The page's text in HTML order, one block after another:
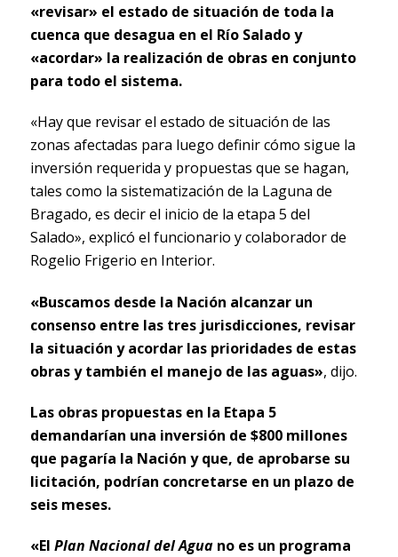
«revisar» el estado de situación de toda la
cuenca que desagua en el Río Salado y
«acordar» la realización de obras en conjunto
para todo el sistema.
«Hay que revisar el estado de situación de las
zonas afectadas para luego definir cómo sigue la
inversión requerida y propuestas que se hagan,
tales como la sistematización de la Laguna de
Bragado, es decir el inicio de la etapa 5 del
Salado», explicó el funcionario y colaborador de
Rogelio Frigerio en Interior.
«Buscamos desde la Nación alcanzar un
consenso entre las tres jurisdicciones, revisar
la situación y acordar las prioridades de estas
obras y también el manejo de las aguas», dijo.
Las obras propuestas en la Etapa 5
demandarían una inversión de $800 millones
que pagaría la Nación y que, de aprobarse su
licitación, podrían concretarse en un plazo de
seis meses.
«El Plan Nacional del Aguano es un programa